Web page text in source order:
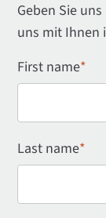
Geben Sie
uns mit Ihnen
First name*
Last name*